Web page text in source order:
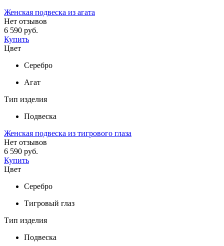
Женская подвеска из агата
Нет отзывов
6 590 руб.
Купить
Цвет
Серебро
Агат
Тип изделия
Подвеска
Женская подвеска из тигрового глаза
Нет отзывов
6 590 руб.
Купить
Цвет
Серебро
Тигровый глаз
Тип изделия
Подвеска